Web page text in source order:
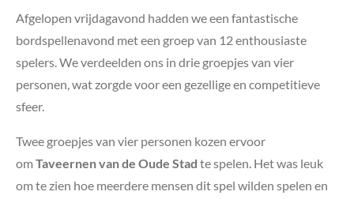
Afgelopen vrijdagavond hadden we een fantastische
bordspellenavond met een groep van 12 enthousiaste
spelers. We verdeelden ons in drie groepjes van vier
personen, wat zorgde voor een gezellige en competitieve
sfeer.
Twee groepjes van vier personen kozen ervoor
om Taveernen van de Oude Stad te spelen. Het was leuk
om te zien hoe meerdere mensen dit spel wilden spelen en